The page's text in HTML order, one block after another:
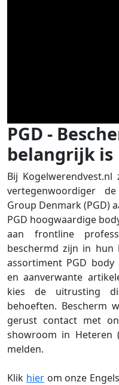
PGD -
belangrijk is
Bij
vertegenwoordiger
Group Denmark (PGD)
PGD hoogwaardige
aan frontline
beschermd zijn in hun
assortiment PGD
en aanverwante
kies de uitrusting
behoeften. Bescherm
gerust contact met
showroom in Heteren
melden.
Klik hierom onze